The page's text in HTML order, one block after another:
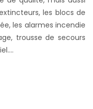
les blocs de
les alarmes incendie
trousse de secours